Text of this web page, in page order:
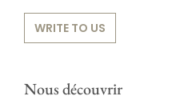
WRITE TO US
Nous découvrir